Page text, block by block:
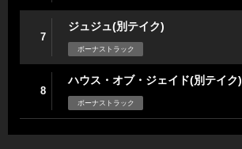
7
ジュジュ(別テイク)
ボーナストラック
8
ハウス・オブ・ジェイド(別テイク)
ボーナストラック